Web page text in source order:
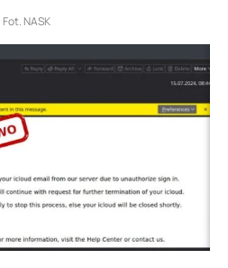
Fot. NASK